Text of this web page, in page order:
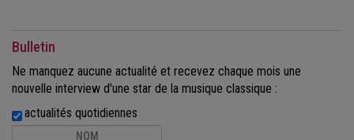
Bulletin
Ne manquez aucune actualité et recevez chaque mois une
nouvelle interview d'une star de la musique classique :
actualités quotidiennes